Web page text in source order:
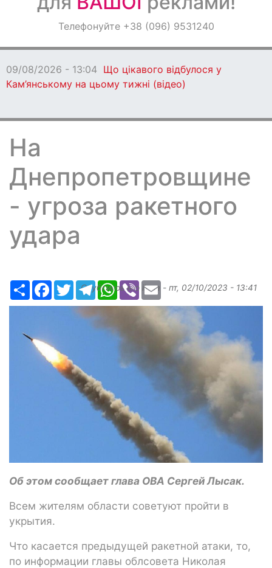
ОголошенняТелефонуйте +38 (096) 9531240
09/08/2026 - 13:04 Що цікавого відбулося у
Кам’янському на цьому тижні (відео)
На
Днепропетровщине
- угроза ракетного
удара
РесурсFacebook
TwitterTelegramWhatsApp
Viber Email
Опубликовано ilona - пт, 02/10/2023 - 13:41
Об этом сообщает глава ОВА Сергей Лысак.
Всем жителям области советуют пройти в
укрытия.
Что касается предыдущей ракетной атаки, то,
по информации главы облсовета Николая